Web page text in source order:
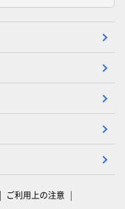
ご利用上の注意